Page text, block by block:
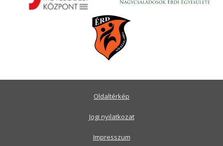
Oldaltérkép
Jogi nyilatkozat
Impresszum